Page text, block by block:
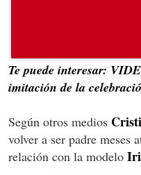
Te puede interesar:
imitación de la
Según otros medios
volver a ser padre meses
relación con la modelo